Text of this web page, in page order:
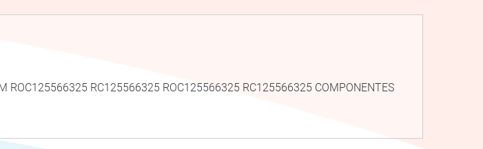
RC125566325 ROC125566325 RC125566325 COMPONENTES